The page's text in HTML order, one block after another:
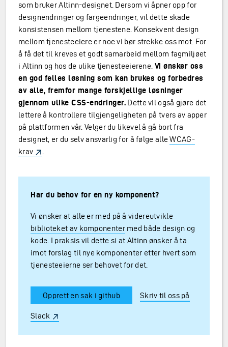
som bruker Altinn-designet. Dersom vi åpner opp for
designendringer og fargeendringer, vil dette skade
konsistensen mellom tjenestene. Konsekvent design
mellom tjenesteeiere er noe vi bør strekke oss mot. For
å få det til kreves et godt samarbeid mellom fagmiljøet
i Altinn og hos de ulike tjenesteeierene. Vi ønsker oss
en god felles løsning som kan brukes og forbedres
av alle, fremfor mange forskjellige løsninger
gjennom ulike CSS-endringer. Dette vil også gjøre det
lettere å kontrollere tilgjengeligheten på tvers av apper
på plattformen vår. Velger du likevel å gå bort fra
designet, er du selv ansvarlig for å følge alleWCAG-
krav
Har du behov for en ny komponent?
Vi ønsker at alle er med på å videreutvikle
biblioteket av komponentermed både design og
kode. I praksis vil dette si at Altinn ønsker å ta
imot forslag til nye komponenter etter hvert som
tjenesteeierne ser behovet for det.
Opprett en sak i github Skriv til oss på
Slack